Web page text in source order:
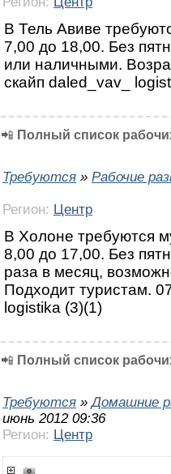
В Тель Авиве
7,00 до 18,00. Без
или наличными.
скайп daled_vav_
📲 Полный список
Требуются » Рабочие
Регион: Центр
В Холоне требуются
8,00 до 17,00. Без
раза в месяц,
Подходит туристам.
logistika (3)(1)
📲 Полный список
Требуются »Домашние
июнь 2012 09:36
Регион: Центр